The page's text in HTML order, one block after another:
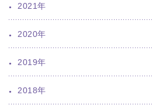
2021年
2020年
2019年
2018年